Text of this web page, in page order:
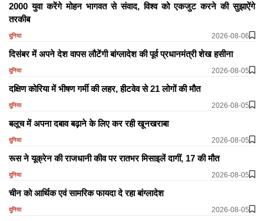
2000 युवा करेंगे मोहन भागवत से संवाद, विश्व को एकजुट करने की सुझाऐंगे
तरकीब
दुनिया 2026-08-06
दिसंबर में अपने देश वापस लौटेंगी बांग्लादेश की पूर्व प्रधानमंत्री शेख हसीना
दुनिया 2026-08-05
दक्षिण कोरिया में भीषण गर्मी की लहर, हीटवेव से 21 लोगों की मौत
दुनिया 2026-08-05
बलूच में अपना दबाव बढ़ाने के लिए कर रही खूनखराबा
दुनिया 2026-08-05
रूस ने यूक्रेन की राजधानी कीव पर रातभर मिसाइलें दागीं, 17 की मौत
दुनिया 2026-08-05
चीन को आर्थिक एवं सामरिक फायदा दे रहा बांग्लादेश
दुनिया 2026-08-05